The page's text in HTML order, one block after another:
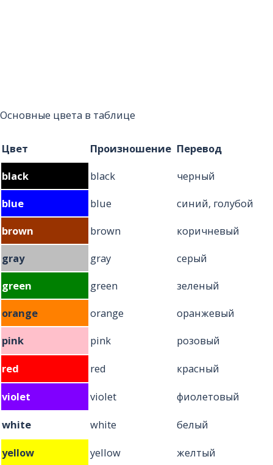
Основные цвета в таблице
Цвет Произношение Перевод
black
black
черный
blue
blue
синий, голубой
brown
brown
коричневый
gray
gray
серый
green
green
зеленый
orange
orange
оранжевый
pink
pink
розовый
red
red
красный
violet
violet
фиолетовый
white
white
белый
yellow
yellow желтый